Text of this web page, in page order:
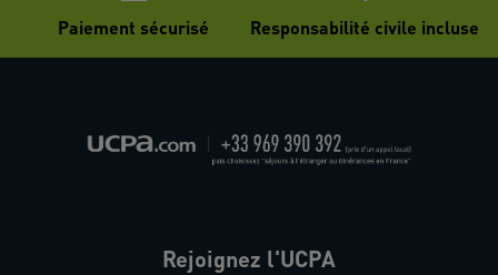
Paiement sécurisé Responsabilité civile incluse
Rejoignez l'UCPA